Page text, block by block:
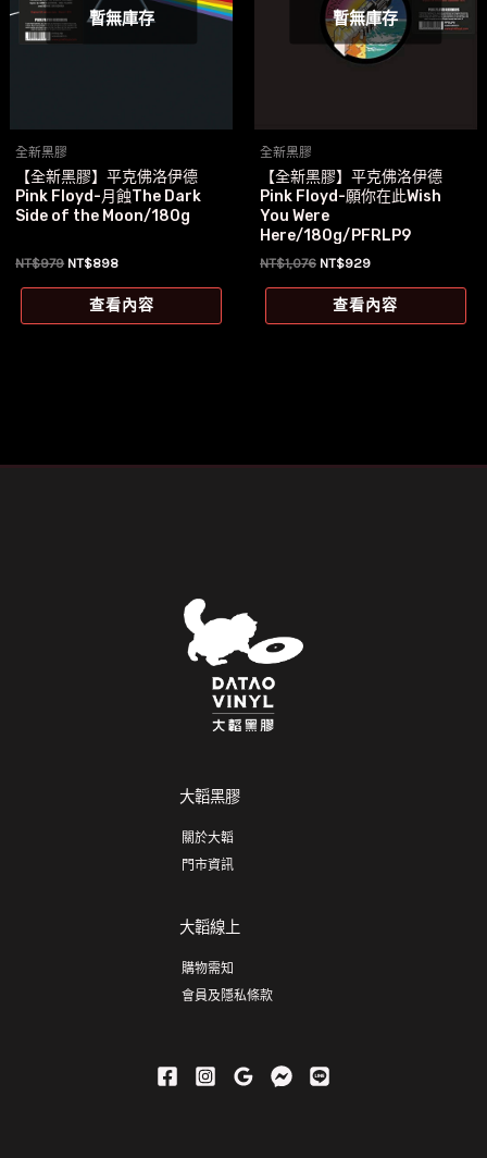
暫無庫存
全新黑膠
【全新黑膠】平克佛洛伊德
Pink Floyd-月蝕The Dark
Side of the Moon/180g
NT$979 原
格：
NT$898目
價
格：
查看內容
暫無庫存
全新黑膠
【全新黑膠】平克佛洛伊德
Pink Floyd-願你在此Wish
You Were
Here/180g/PFRLP9
NT$1,076 原
格：
NT$929目
價
格：
查看內容
大韜黑膠
關於大韜
門市資訊
大韜線上
購物需知
會員及隱私條款